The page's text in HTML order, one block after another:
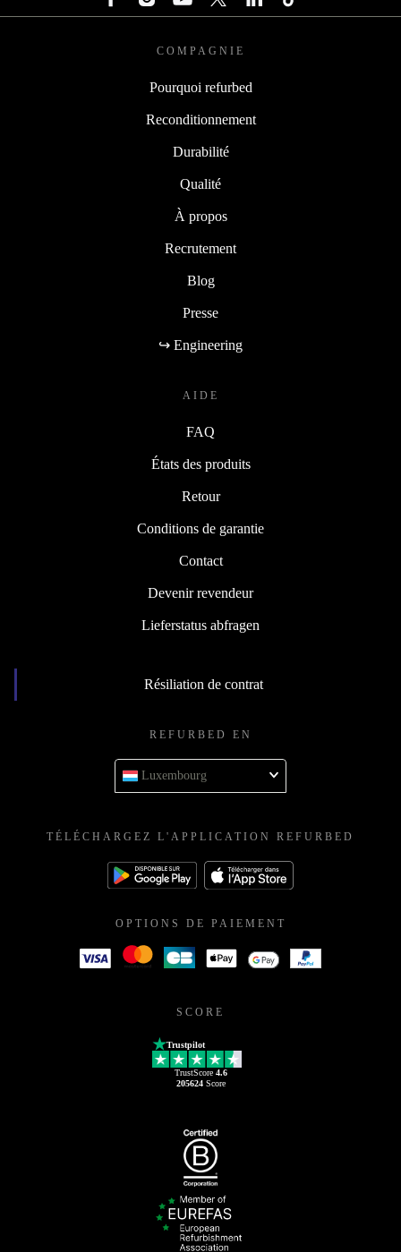
COMPAGNIE
Pourquoi refurbed
Reconditionnement
Durabilité
Qualité
À propos
Recrutement
Blog
Presse
↪ Engineering
AIDE
FAQ
États des produits
Retour
Conditions de garantie
Contact
Devenir revendeur
Lieferstatus abfragen
Résiliation de contrat
REFURBED EN
Luxembourg
TÉLÉCHARGEZ L'APPLICATION REFURBED
OPTIONS DE PAIEMENT
SCORE
Trustpilot
TrustScore 4.6
205624Score